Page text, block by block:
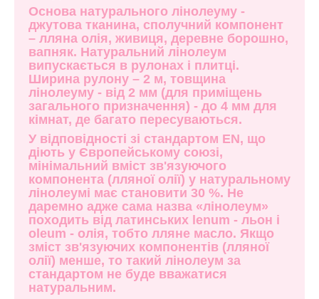
Основа натурального лінолеуму -
джутова тканина, сполучний компонент
– лляна олія, живиця, деревне борошно,
вапняк. Натуральний лінолеум
випускається в рулонах і плитці.
Ширина рулону – 2 м, товщина
лінолеуму - від 2 мм (для приміщень
загального призначення) - до 4 мм для
кімнат, де багато пересуваються.
У відповідності зі стандартом ЕN, що
діють у Європейському союзі,
мінімальний вміст зв'язуючого
компонента (лляної олії) у натуральному
лінолеумі має становити 30 %. Не
даремно адже сама назва «лінолеум»
походить від латинських lenum - льон і
oleum - олія, тобто лляне масло. Якщо
зміст зв'язуючих компонентів (лляної
олії) менше, то такий лінолеум за
стандартом не буде вважатися
натуральним.